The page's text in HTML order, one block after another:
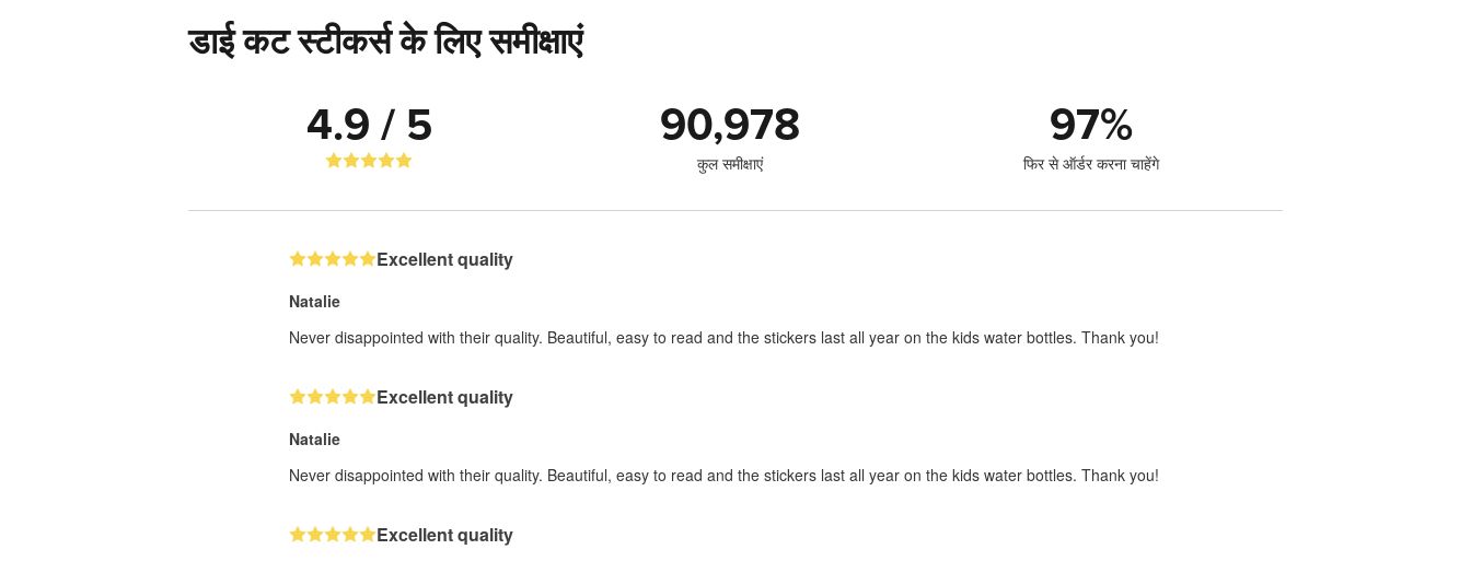
डाई कट स्टीकर्स के लिए समीक्षाएं
4.9 / 5 90,978
कुल समीक्षाएं
97%
फिर से ऑर्डर करना चाहेंगे
Excellent quality
Natalie
Never disappointed with their quality. Beautiful, easy to read and the stickers last all year on the kids water bottles. Thank you!
Excellent quality
Natalie
Never disappointed with their quality. Beautiful, easy to read and the stickers last all year on the kids water bottles. Thank you!
Excellent quality